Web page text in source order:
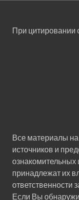
При цитировании
Все материалы
источников и
принадлежат их
ответственности
Если Вы